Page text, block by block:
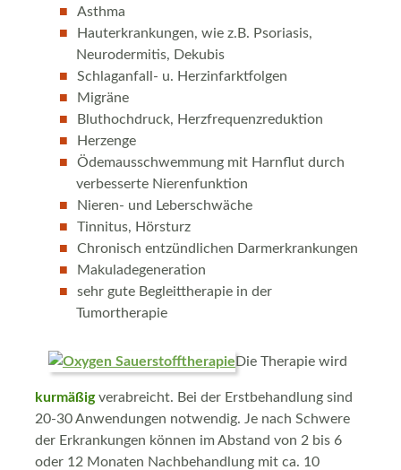
Asthma
Hauterkrankungen, wie z.B. Psoriasis,
Neurodermitis, Dekubis
Schlaganfall- u. Herzinfarktfolgen
Migräne
Bluthochdruck, Herzfrequenzreduktion
Herzenge
Ödemausschwemmung mit Harnflut durch
verbesserte Nierenfunktion
Nieren- und Leberschwäche
Tinnitus, Hörsturz
Chronisch entzündlichen Darmerkrankungen
Makuladegeneration
sehr gute Begleittherapie in der
Tumortherapie
Die Therapie wird
kurmäßigverabreicht. Bei der Erstbehandlung sind
20-30 Anwendungen notwendig. Je nach Schwere
der Erkrankungen können im Abstand von 2 bis 6
oder 12 Monaten Nachbehandlung mit ca. 10